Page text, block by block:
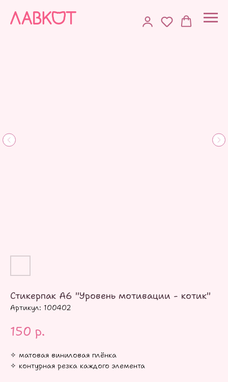
Стикерпак А6 "Уровень мотивации - котик"
Артикул: 100402
150 р.
✧ матовая виниловая плёнка
✧ контурная резка каждого элемента